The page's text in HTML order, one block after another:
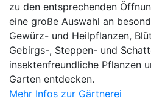
zu den entsprechenden
eine große Auswahl an
Gewürz- und Heilpflanzen,
Gebirgs-, Steppen- und
insektenfreundliche Pflanzen
Garten entdecken.
Mehr Infos zur Gärtnerei